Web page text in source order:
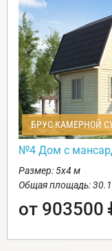
БРУС КАМЕРНОЙ
№4 Дом с
Размер: 5х4 м
Общая площадь: 30.1
от 903500